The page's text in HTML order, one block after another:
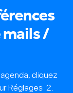
mails /
cliquez
Réglages. 2.